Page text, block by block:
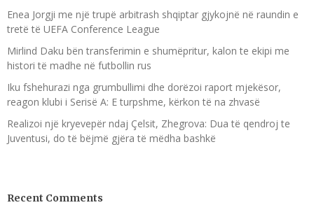
Enea Jorgji me një trupë arbitrash shqiptar gjykojnë në raundin e
tretë të UEFA Conference League
Mirlind Daku bën transferimin e shumëpritur, kalon te ekipi me
histori të madhe në futbollin rus
Iku fshehurazi nga grumbullimi dhe dorëzoi raport mjekësor,
reagon klubi i Serisë A: E turpshme, kërkon të na zhvasë
Realizoi një kryevepër ndaj Çelsit, Zhegrova: Dua të qendroj te
Juventusi, do të bëjmë gjëra të mëdha bashkë
Recent Comments